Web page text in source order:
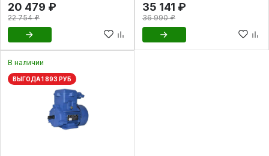
20 479 ₽
22 754 ₽
35 141 ₽
36 990 ₽
В наличии
ВЫГОДА 1 893 РУБ